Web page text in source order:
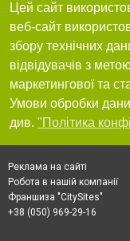
Цей сайт
веб-сайт
збору технічних
відвідувачів з
маркетингової та
Умови обробки
див. "Політика
Реклама на сайті
Робота в нашій компанії
Франшиза "CitySites"
+38 (050) 969-29-16